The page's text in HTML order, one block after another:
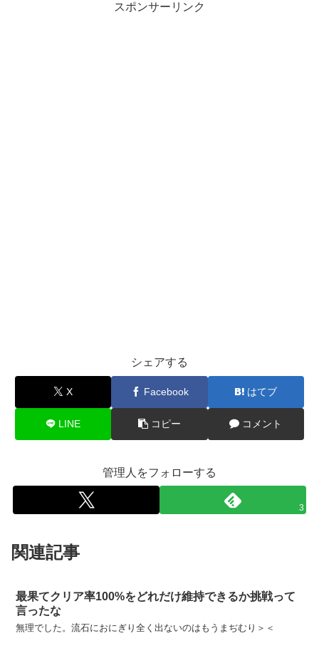
スポンサーリンク
シェアする
X Facebook はてブ
LINE コピー コメント
管理人をフォローする
3
関連記事
最果てクリア率100%をどれだけ維持できるか挑戦って
言ったな
無理でした。流石におにぎり全く出ないのはもうまぢむり＞＜